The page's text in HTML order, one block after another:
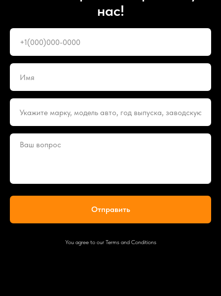
нас!
Отправить
You agree to our Terms and Conditions